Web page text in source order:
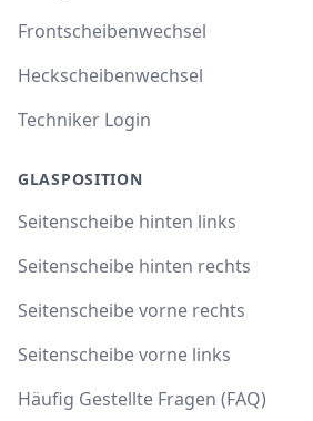
Frontscheibenwechsel
Heckscheibenwechsel
Techniker Login
GLASPOSITION
Seitenscheibe hinten links
Seitenscheibe hinten rechts
Seitenscheibe vorne rechts
Seitenscheibe vorne links
Häufig Gestellte Fragen (FAQ)